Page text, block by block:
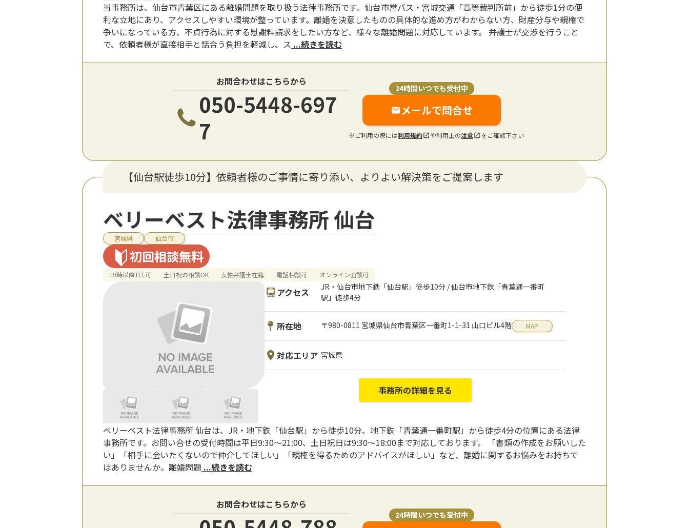
当事務所は、仙台市青葉区にある離婚問題を取り扱う法律事務所です。仙台市営バス・宮城交通「高等裁判所前」から徒歩1分の便
利な立地にあり、アクセスしやすい環境が整っています。離婚を決意したものの具体的な進め方がわからない方、財産分与や親権で
争いになっている方、不貞行為に対する慰謝料請求をしたい方など、様々な離婚問題に対応しています。 弁護士が交渉を行うこと
で、依頼者様が直接相手と話合う負担を軽減し、ス ...続きを読む
お問合わせはこちらから
050-5448-697
7
24時間いつでも受付中
メールで問合せ
※ご利用の際には利用規約 や利用上の注意 をご確認下さい
【仙台駅徒歩10分】依頼者様のご事情に寄り添い、よりよい解決策をご提案します
ベリーベスト法律事務所 仙台
宮城県 仙台市
初回相談無料
19時以降TEL可 土日祝の相談OK 女性弁護士在籍 電話相談可 オンライン面談可
アクセス
JR・仙台市地下鉄「仙台駅」徒歩10分 / 仙台市地下鉄「青葉通一番町
駅」徒歩4分
所在地 〒980-0811 宮城県仙台市青葉区一番町1-1-31 山口ビル4階 MAP
対応エリア 宮城県
事務所の詳細を見る
ベリーベスト法律事務所 仙台は、JR・地下鉄「仙台駅」から徒歩10分、地下鉄「青葉通一番町駅」から徒歩4分の位置にある法律
事務所です。お問い合せの受付時間は平日9:30～21:00、土日祝日は9:30～18:00まで対応しております。 「書類の作成をお願いした
い」「相手に会いたくないので仲介してほしい」「親権を得るためのアドバイスがほしい」など、離婚に関するお悩みをお持ちで
はありませんか。離婚問題 ...続きを読む
お問合わせはこちらから
24時間いつでも受付中